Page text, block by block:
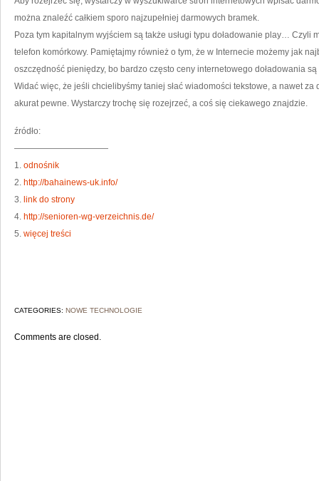
można znaleźć całkiem sporo najzupełniej darmowych bramek.
Poza tym kapitalnym wyjściem są także usługi typu doładowanie play… Czyli
telefon komórkowy. Pamiętajmy również o tym, że w Internecie możemy jak
oszczędność pieniędzy, bo bardzo często ceny internetowego doładowania
Widać więc, że jeśli chcielibyśmy taniej słać wiadomości tekstowe, a nawet
akurat pewne. Wystarczy trochę się rozejrzeć, a coś się ciekawego znajdzie.
źródło:
———————————
1. odnośnik
2. http://bahainews-uk.info/
3. link do strony
4. http://senioren-wg-verzeichnis.de/
5. więcej treści
CATEGORIES: NOWE TECHNOLOGIE
Comments are closed.